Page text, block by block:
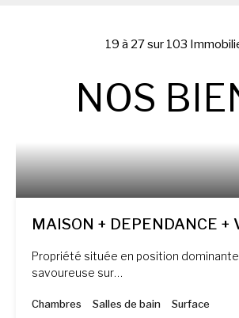
19 à 27sur 103
NOS
MAISON + DEPENDANCE +
Propriété située en position
savoureuse sur…
Chambres
Salles de bain
Surface